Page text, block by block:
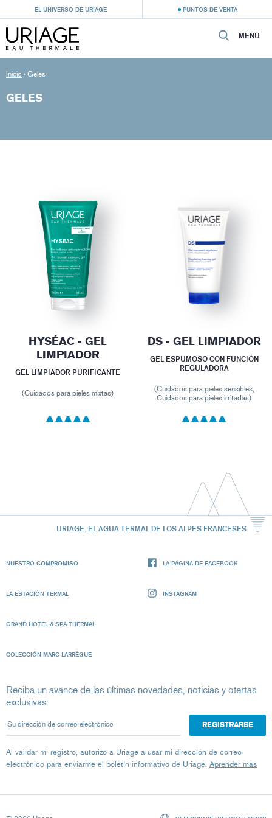
EL UNIVERSO DE URIAGE PUNTOS DE VENTA
MENÚ
Inicio › Geles
GELES
HYSÉAC - GEL
LIMPIADOR
GEL LIMPIADOR PURIFICANTE
(Cuidados para pieles mixtas)
DS - GEL LIMPIADOR
GEL ESPUMOSO CON FUNCIÓN
REGULADORA
(Cuidados para pieles sensibles,
Cuidados para pieles irritadas)
URIAGE, EL AGUA TERMAL DE LOS ALPES FRANCESES
NUESTRO COMPROMISO
LA ESTACIÓN TERMAL
GRAND HOTEL & SPA THERMAL
COLECCIÓN MARC LARRÈGUE
LA PÁGINA DE FACEBOOK
INSTAGRAM
Reciba un avance de las últimas novedades, noticias y ofertas
exclusivas.
Su dirección de correo electrónico
Al validar mi registro, autorizo ​​a Uriage a usar mi dirección de correo
electrónico para enviarme el boletín informativo de Uriage. Aprender mas